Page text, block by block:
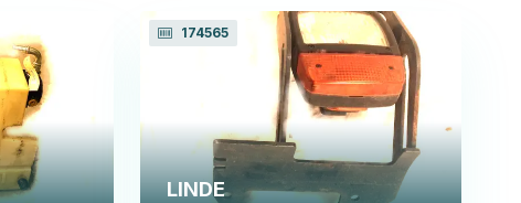
174565
LINDE